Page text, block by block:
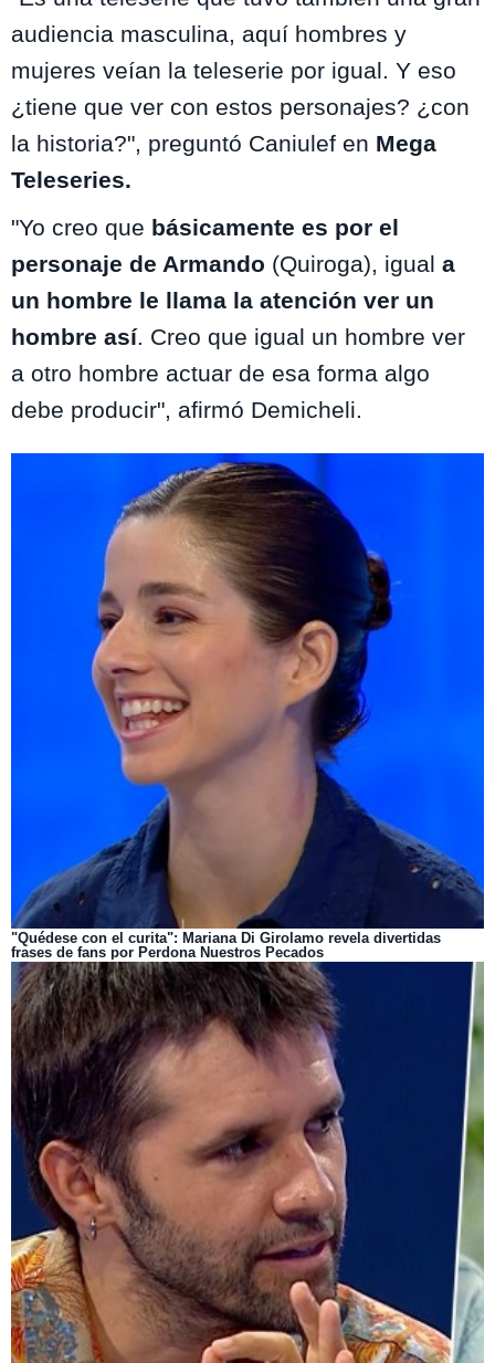
audiencia masculina, aquí hombres y
mujeres veían la teleserie por igual. Y eso
¿tiene que ver con estos personajes? ¿con
la historia?", preguntó Caniulef en Mega
Teleseries.
"Yo creo que básicamente es por el
personaje de Armando (Quiroga), igual a
un hombre le llama la atención ver un
hombre así. Creo que igual un hombre ver
a otro hombre actuar de esa forma algo
debe producir", afirmó Demicheli.
"Quédese con el curita": Mariana Di Girolamo revela divertidas
frases de fans por Perdona Nuestros Pecados